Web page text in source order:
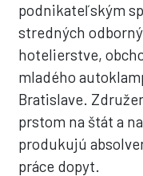
podnikateľským
stredných
hotelierstve,
mladého
Bratislave.
prstom na štát a
produkujú
práce dopyt.